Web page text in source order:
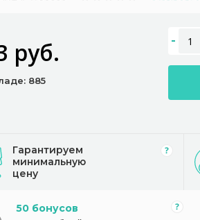
руб.
885
Гарантируем
минимальную
цену
50 бонусов